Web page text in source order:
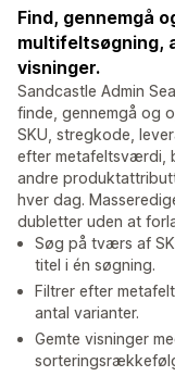
Find, gennemgå
multifeltsøgning,
visninger.
Sandcastle Admin
finde, gennemgå og
SKU, stregkode,
efter metafeltsværdi,
andre
hver dag.
dubletter uden at
Søg på tværs af
titel i én søgning.
Filtrer efter
antal varianter.
Gemte visninger